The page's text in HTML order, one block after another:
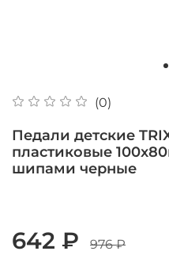
(0)
Педали детские
пластиковые
шипами черные
642 ₽ 976 ₽